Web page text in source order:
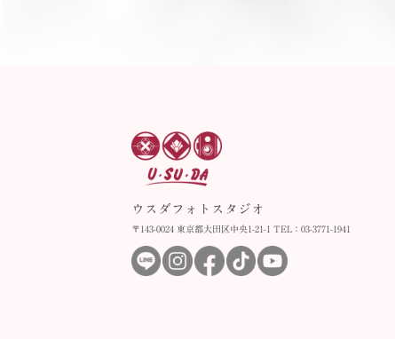
ウスダフォトスタジオ
〒143-0024 東京都大田区中央1-21-1 TEL：03-3771-1941